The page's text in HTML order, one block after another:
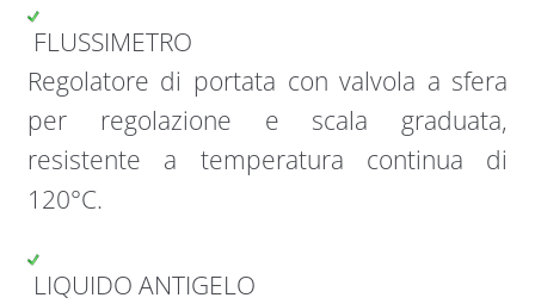
FLUSSIMETRO
Regolatore di portata con valvola a sfera
per regolazione e scala graduata,
resistente a temperatura continua di
120°C.
LIQUIDO ANTIGELO